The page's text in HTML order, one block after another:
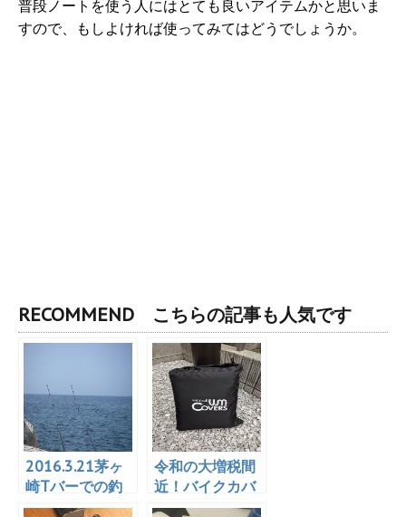
普段ノートを使う人にはとても良いアイテムかと思いま
すので、もしよければ使ってみてはどうでしょうか。
RECOMMEND こちらの記事も人気です
2016.3.21茅ヶ
崎Tバーでの釣
り反省会
令和の大増税間
近！バイクカバ
ーを新調！